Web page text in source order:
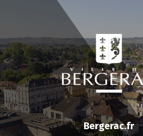
Bergerac.fr